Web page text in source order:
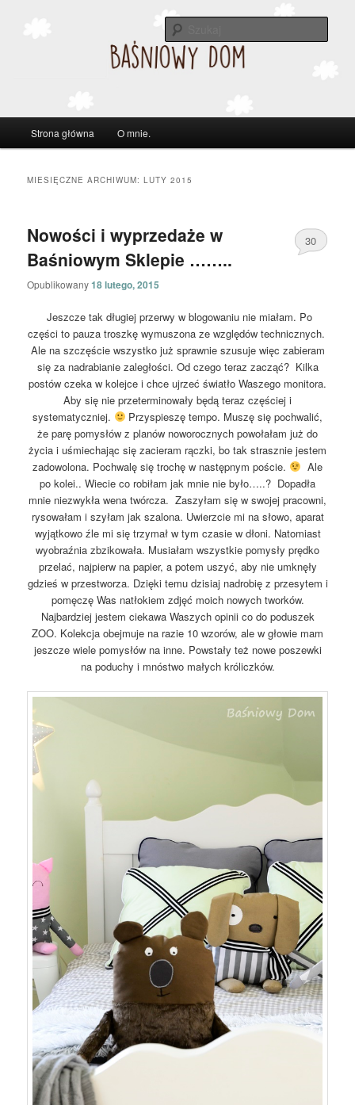
Przeskocz
Przeskocz
Strona główna O mnie.
MIESIĘCZNE ARCHIWUM:LUTY 2015
Nowości i wyprzedaże w
Baśniowym Sklepie ……..
Opublikowany18 lutego, 2015
30
Jeszcze tak długiej przerwy w blogowaniu nie miałam. Po
części to pauza troszkę wymuszona ze względów technicznych.
Ale na szczęście wszystko już sprawnie szusuje więc zabieram
się za nadrabianie zaległości. Od czego teraz zacząć? Kilka
postów czeka w kolejce i chce ujrzeć światło Waszego monitora.
Aby się nie przeterminowały będą teraz częściej i
systematyczniej.
Przyspieszę tempo. Muszę się pochwalić,
że parę pomysłów z planów noworocznych powołałam już do
życia i uśmiechając się zacieram rączki, bo tak strasznie jestem
zadowolona. Pochwalę się trochę w następnym poście.
Ale
po kolei.. Wiecie co robiłam jak mnie nie było…..? Dopadła
mnie niezwykła wena twórcza. Zaszyłam się w swojej pracowni,
rysowałam i szyłam jak szalona. Uwierzcie mi na słowo, aparat
wyjątkowo źle mi się trzymał w tym czasie w dłoni. Natomiast
wyobraźnia zbzikowała. Musiałam wszystkie pomysły prędko
przelać, najpierw na papier, a potem uszyć, aby nie umknęły
gdzieś w przestworza. Dzięki temu dzisiaj nadrobię z przesytem i
pomęczę Was natłokiem zdjęć moich nowych tworków.
Najbardziej jestem ciekawa Waszych opinii co do poduszek
ZOO. Kolekcja obejmuje na razie 10 wzorów, ale w głowie mam
jeszcze wiele pomysłów na inne. Powstały też nowe poszewki
na poduchy i mnóstwo małych króliczków.